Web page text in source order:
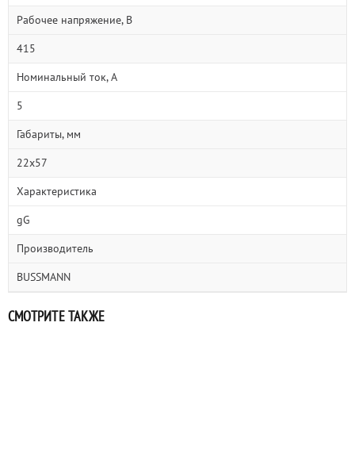
Рабочее напряжение, В
415
Номинальный ток, А
5
Габариты, мм
22х57
Характеристика
gG
Производитель
BUSSMANN
СМОТРИТЕ ТАКЖЕ